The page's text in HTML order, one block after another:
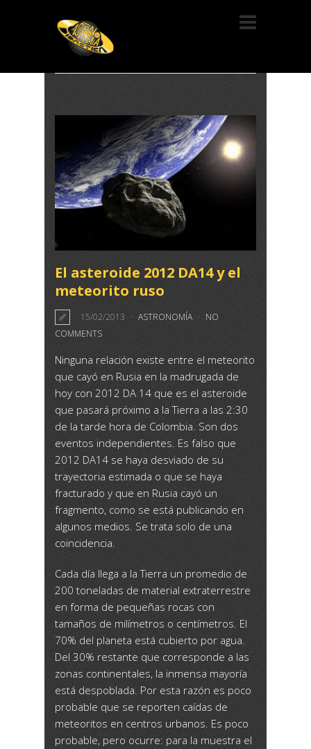
El asteroide 2012 DA14 y el
meteorito ruso
15/02/2013 ASTRONOMÍA
NO
COMMENTS
Ninguna relación existe entre el meteorito
que cayó en Rusia en la madrugada de
hoy con 2012 DA 14 que es el asteroide
que pasará próximo a la Tierra a las 2:30
de la tarde hora de Colombia. Son dos
eventos independientes. Es falso que
2012 DA14 se haya desviado de su
trayectoria estimada o que se haya
fracturado y que en Rusia cayó un
fragmento, como se está publicando en
algunos medios. Se trata solo de una
coincidencia.
Cada día llega a la Tierra un promedio de
200 toneladas de material extraterrestre
en forma de pequeñas rocas con
tamaños de milímetros o centímetros. El
70% del planeta está cubierto por agua.
Del 30% restante que corresponde a las
zonas continentales, la inmensa mayoría
está despoblada. Por esta razón es poco
probable que se reporten caídas de
meteoritos en centros urbanos. Es poco
probable, pero ocurre: para la muestra el